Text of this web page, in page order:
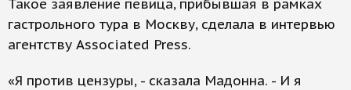
Такое заявление певица, прибывшая в рамках
гастрольного тура в Москву, сделала в интервью
агентству Associated Press.
«Я против цензуры, - сказала Мадонна. - И я